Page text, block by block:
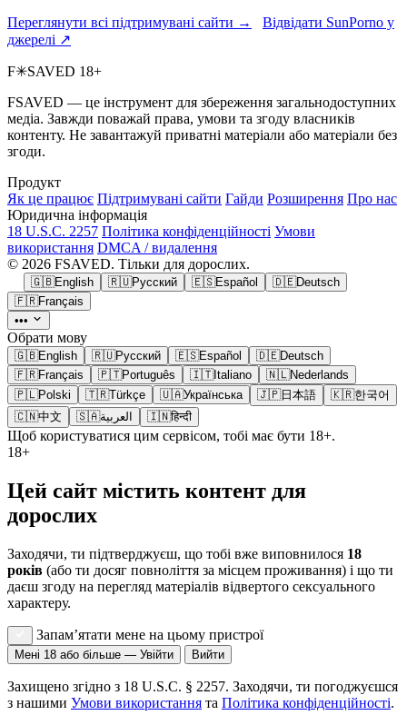
Переглянути всі підтримувані сайти →
Відвідати SunPorno у
джерелі ↗
F✳SAVED 18+
FSAVED — це інструмент для збереження загальнодоступних
медіа. Завжди поважай права, умови та згоду власників
контенту. Не завантажуй приватні матеріали або матеріали без
згоди.
Продукт
Як це працює Підтримувані сайти Гайди Розширення Про нас
Юридична інформація
18 U.S.C. 2257 Політика конфіденційності Умови
використання DMCA / видалення
© 2026 FSAVED. Тільки для дорослих.
🇬🇧English 🇷🇺Русский 🇪🇸Español 🇩🇪Deutsch
🇫🇷Français
•••
Обрати мову
🇬🇧English 🇷🇺Русский 🇪🇸Español 🇩🇪Deutsch
🇫🇷Français 🇵🇹Português 🇮🇹Italiano 🇳🇱Nederlands
🇵🇱Polski 🇹🇷Türkçe 🇺🇦Українська 🇯🇵日本語 🇰🇷한국어
🇨🇳中文 🇸🇦العربية 🇮🇳हिन्दी
Щоб користуватися цим сервісом, тобі має бути 18+.
18+
Цей сайт містить контент для
дорослих
Заходячи, ти підтверджуєш, що тобі вже виповнилося 18
років (або ти досяг повноліття за місцем проживання) і що ти
даєш згоду на перегляд матеріалів відвертого сексуального
характеру.
Запам’ятати мене на цьому пристрої
Мені 18 або більше — Увійти Вийти
Захищено згідно з 18 U.S.C. § 2257. Заходячи, ти погоджуєшся
з нашими Умови використання та Політика конфіденційності.